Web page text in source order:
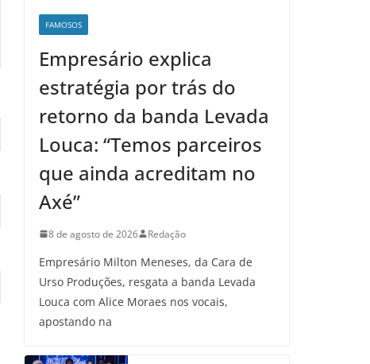
FAMOSOS
Empresário explica
estratégia por trás do
retorno da banda Levada
Louca: “Temos parceiros
que ainda acreditam no
Axé”
8 de agosto de 2026 Redação
Empresário Milton Meneses, da Cara de
Urso Produções, resgata a banda Levada
Louca com Alice Moraes nos vocais,
apostando na